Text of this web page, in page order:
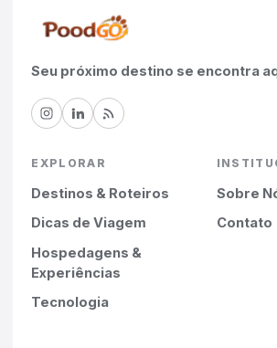
Seu próximo destino se encontra
EXPLORAR
Destinos & Roteiros
Dicas de Viagem
Hospedagens &
Experiências
Tecnologia
Sobre
Contato